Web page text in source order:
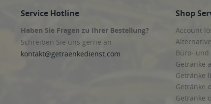
Service Hotline
Haben Sie Fragen zu Ihrer Bestellung?
Schreiben Sie uns gerne an
kontakt@getraenkedienst.com
Shop
Account
Büro- und
Getränke
Getränke
Getränke
Getränke